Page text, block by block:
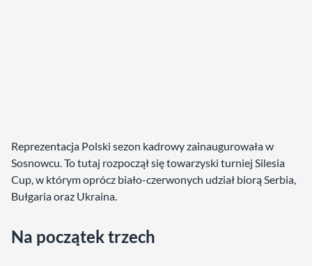
Reprezentacja Polski sezon kadrowy zainaugurowała w
Sosnowcu. To tutaj rozpoczął się towarzyski turniej Silesia
Cup, w którym oprócz biało-czerwonych udział biorą Serbia,
Bułgaria oraz Ukraina.
Na początek trzech